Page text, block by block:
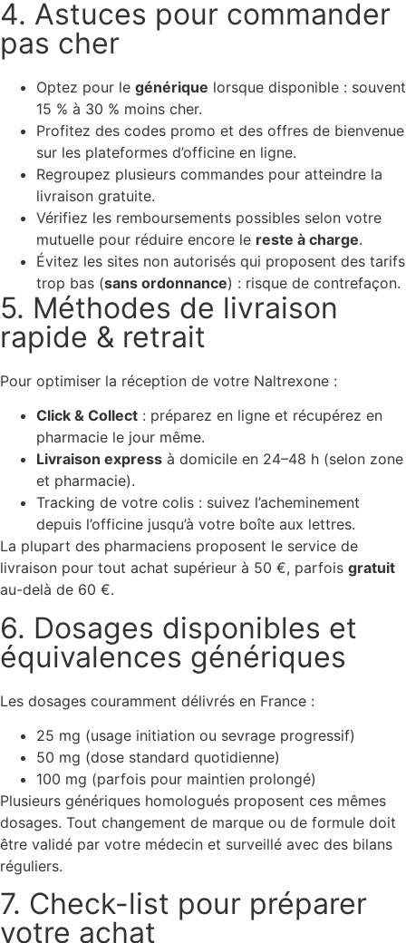
4. Astuces pour commander
pas cher
Optez pour le générique lorsque disponible : souvent
15 % à 30 % moins cher.
Profitez des codes promo et des offres de bienvenue
sur les plateformes d’officine en ligne.
Regroupez plusieurs commandes pour atteindre la
livraison gratuite.
Vérifiez les remboursements possibles selon votre
mutuelle pour réduire encore le reste à charge.
Évitez les sites non autorisés qui proposent des tarifs
trop bas (sans ordonnance) : risque de contrefaçon.
5. Méthodes de livraison
rapide & retrait
Pour optimiser la réception de votre Naltrexone :
Click & Collect : préparez en ligne et récupérez en
pharmacie le jour même.
Livraison express à domicile en 24–48 h (selon zone
et pharmacie).
Tracking de votre colis : suivez l’acheminement
depuis l’officine jusqu’à votre boîte aux lettres.
La plupart des pharmaciens proposent le service de
livraison pour tout achat supérieur à 50 €, parfois gratuit
au-delà de 60 €.
6. Dosages disponibles et
équivalences génériques
Les dosages couramment délivrés en France :
25 mg (usage initiation ou sevrage progressif)
50 mg (dose standard quotidienne)
100 mg (parfois pour maintien prolongé)
Plusieurs génériques homologués proposent ces mêmes
dosages. Tout changement de marque ou de formule doit
être validé par votre médecin et surveillé avec des bilans
réguliers.
7. Check-list pour préparer
votre achat